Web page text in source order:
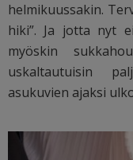
helmikuussakin.
hiki”. Ja jotta nyt
myöskin
uskaltautuisin
asukuvien ajaksi